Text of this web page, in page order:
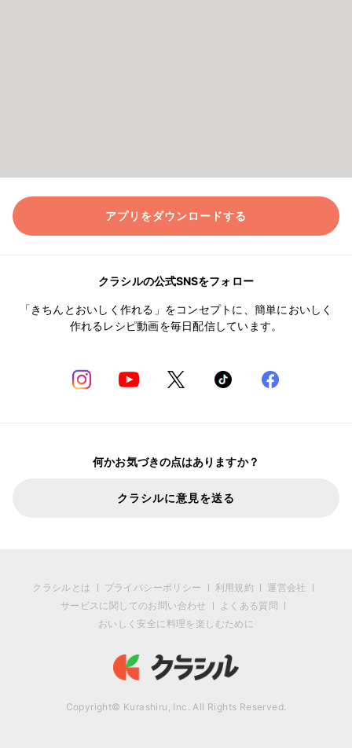
アプリをダウンロードする
クラシルの公式SNSをフォロー
「きちんとおいしく作れる」をコンセプトに、簡単においしく
作れるレシピ動画を毎日配信しています。
何かお気づきの点はありますか？
クラシルに意見を送る
クラシルとは プライバシーポリシー 利用規約
運営会社
サービスに関してのお問い合わせ
よくある質問
おいしく安全に料理を楽しむために
Copyright© Kurashiru, Inc. All Rights Reserved.